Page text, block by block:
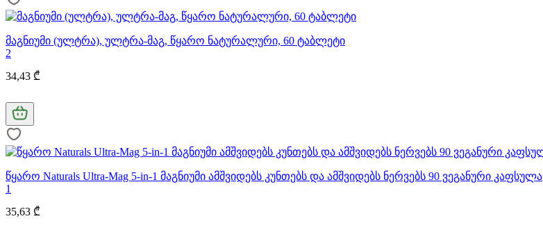
მაგნიუმი (ულტრა), ულტრა-მაგ, წყარო ნატურალური, 60 ტაბლეტი
2
34,43 ₾
წყარო Naturals Ultra-Mag 5-in-1 მაგნიუმი ამშვიდებს კუნთებს და ამშვიდებს ნერვებს 90 ვეგანური კაფსულა
1
35,63 ₾